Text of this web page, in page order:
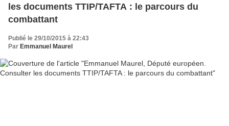
les documents TTIP/TAFTA : le parcours du
combattant
Publié le 29/10/2015 à 22:43
Par Emmanuel Maurel